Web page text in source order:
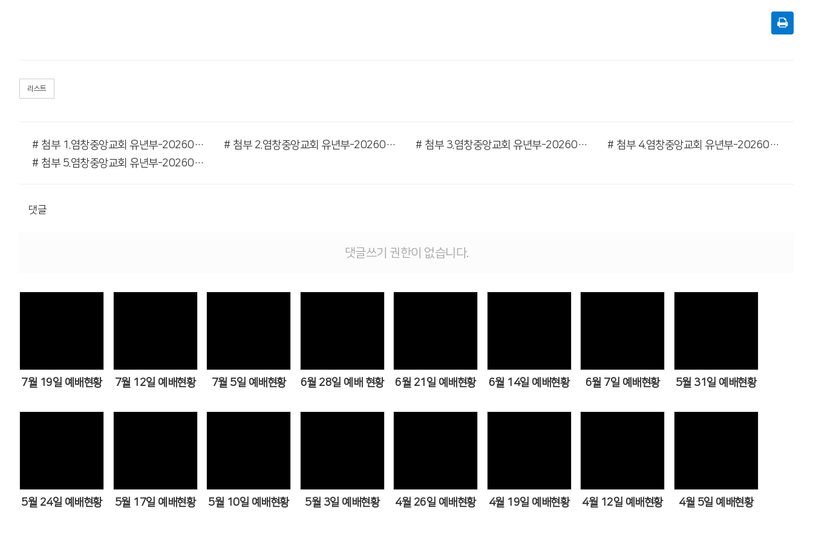
리스트
# 첨부 1.염창중앙교회 유년부-20260412-77117142342.jpg # 첨부 2.염창중앙교회 유년부-20260412-77117142354.jpg # 첨부 3.염창중앙교회 유년부-20260412-77117142356.jpg
# 첨부 4.염창중앙교회 유년부-20260412-77117142358.jpg
# 첨부 5.염창중앙교회 유년부-20260412-77117142369.jpg
댓글
댓글쓰기 권한이 없습니다.
7월 19일 예배현황 7월 12일 예배현황 7월 5일 예배현황 6월 28일 예배 현황 6월 21일 예배현황 6월 14일 예배현황 6월 7일 예배현황 5월 31일 예배현황
5월 24일 예배현황 5월 17일 예배현황 5월 10일 예배현황 5월 3일 예배현황 4월 26일 예배현황 4월 19일 예배현황 4월 12일 예배현황 4월 5일 예배현황